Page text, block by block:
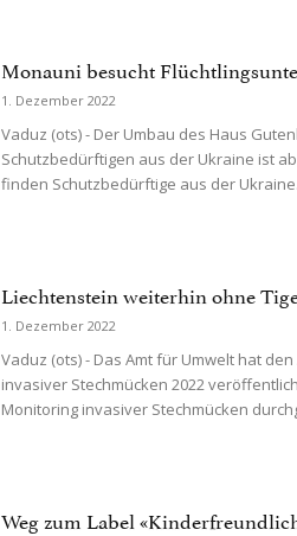
Monauni besucht
1. Dezember 2022
Vaduz (ots) - Der Umbau des Haus
Schutzbedürftigen aus der Ukraine ist
finden Schutzbedürftige aus der
Liechtenstein weiterhin ohne
1. Dezember 2022
Vaduz (ots) - Das Amt für Umwelt hat
invasiver Stechmücken 2022
Monitoring invasiver Stechmücken
Weg zum Label